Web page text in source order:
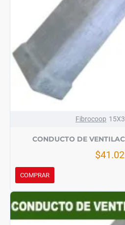
Fibrocoop
CONDUCTO DE
COMPRAR